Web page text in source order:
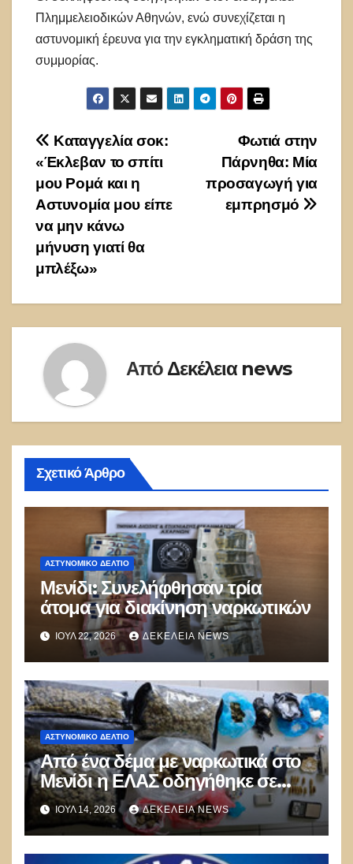
Πλημμελειοδικών Αθηνών, ενώ συνεχίζεται η
αστυνομική έρευνα για την εγκληματική δράση της
συμμορίας.
Πλοήγηση
άρθρων
Φωτιά στην
Πάρνηθα: Μία
προσαγωγή για
εμπρησμό
Καταγγελία σοκ:
«Έκλεβαν το σπίτι
μου Ρομά και η
Αστυνομία μου είπε
να μην κάνω
μήνυση γιατί θα
μπλέξω»
Από Δεκέλεια news
Σχετικό Άρθρο
ΑΣΤΥΝΟΜΙΚΌ ΔΕΛΤΊΟ
Μενίδι: Συνελήφθησαν τρία
άτομα για διακίνηση ναρκωτικών
ΙΟΎΛ 22, 2026 ΔΕΚΈΛΕΙΑ NEWS
ΑΣΤΥΝΟΜΙΚΌ ΔΕΛΤΊΟ
Από ένα δέμα με ναρκωτικά στο
Μενίδι η ΕΛΑΣ οδηγήθηκε σε
ευρύτερο δίκτυο διακίνησης σε
Λάρισα και Μυτιλήνη
ΙΟΎΛ 14, 2026 ΔΕΚΈΛΕΙΑ NEWS